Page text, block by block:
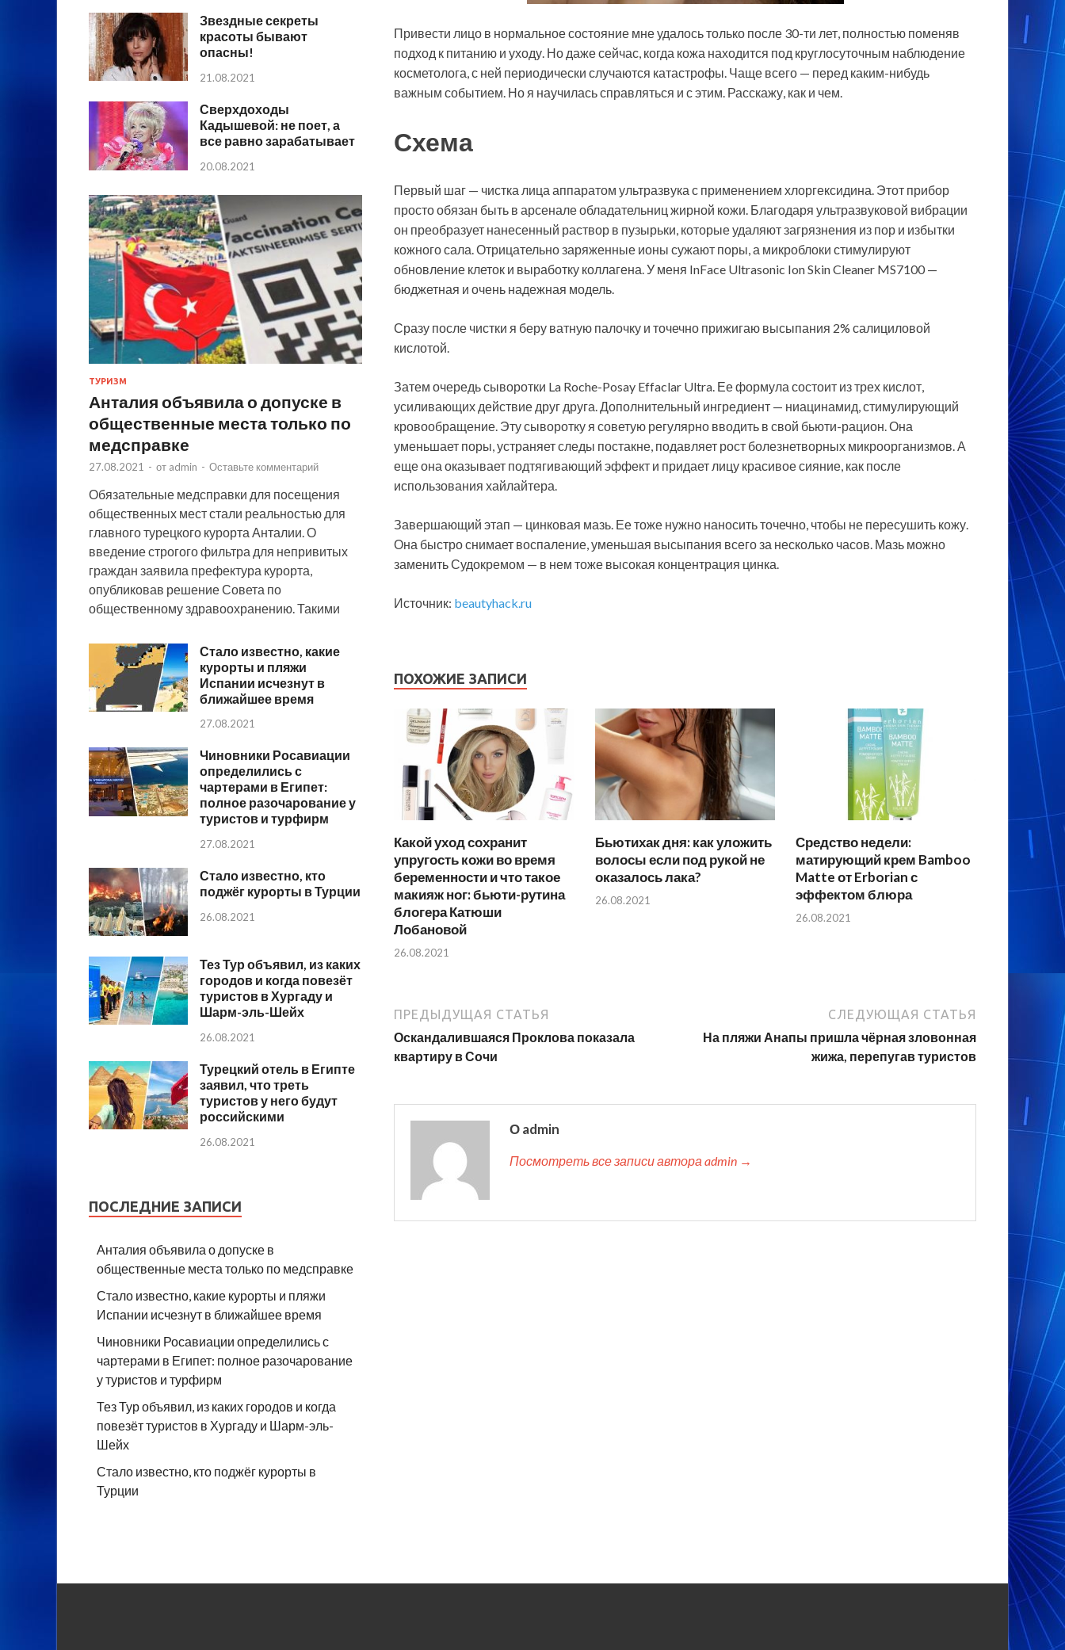
Привести лицо в нормальное состояние мне удалось только после 30-ти лет, полностью поменяв
подход к питанию и уходу. Но даже сейчас, когда кожа находится под круглосуточным наблюдение
косметолога, с ней периодически случаются катастрофы. Чаще всего — перед каким-нибудь
важным событием. Но я научилась справляться и с этим. Расскажу, как и чем.
Схема
Первый шаг — чистка лица аппаратом ультразвука с применением хлоргексидина. Этот прибор
просто обязан быть в арсенале обладательниц жирной кожи. Благодаря ультразвуковой вибрации
он преобразует нанесенный раствор в пузырьки, которые удаляют загрязнения из пор и избытки
кожного сала. Отрицательно заряженные ионы сужают поры, а микроблоки стимулируют
обновление клеток и выработку коллагена. У меня InFace Ultrasonic Ion Skin Cleaner MS7100 —
бюджетная и очень надежная модель.
Сразу после чистки я беру ватную палочку и точечно прижигаю высыпания 2% салициловой
кислотой.
Затем очередь сыворотки La Roche-Posay Effaclar Ultra. Ее формула состоит из трех кислот,
усиливающих действие друг друга. Дополнительный ингредиент — ниацинамид, стимулирующий
кровообращение. Эту сыворотку я советую регулярно вводить в свой бьюти-рацион. Она
уменьшает поры, устраняет следы постакне, подавляет рост болезнетворных микроорганизмов. А
еще она оказывает подтягивающий эффект и придает лицу красивое сияние, как после
использования хайлайтера.
Завершающий этап — цинковая мазь. Ее тоже нужно наносить точечно, чтобы не пересушить кожу.
Она быстро снимает воспаление, уменьшая высыпания всего за несколько часов. Мазь можно
заменить Судокремом — в нем тоже высокая концентрация цинка.
Источник: beautyhack.ru
ПОХОЖИЕ ЗАПИСИ
Какой уход сохранит
упругость кожи во время
беременности и что такое
макияж ног: бьюти-рутина
блогера Катюши
Лобановой
26.08.2021
Бьютихак дня: как уложить
волосы если под рукой не
оказалось лака?
26.08.2021
Средство недели:
матирующий крем Bamboo
Matte от Erborian с
эффектом блюра
26.08.2021
ПРЕДЫДУЩАЯ СТАТЬЯ
Оскандалившаяся Проклова показала
квартиру в Сочи
СЛЕДУЮЩАЯ СТАТЬЯ
На пляжи Анапы пришла чёрная зловонная
жижа, перепугав туристов
О admin
Посмотреть все записи автора admin →
Звездные секреты
красоты бывают
опасны!
21.08.2021
Сверхдоходы
Кадышевой: не поет, а
все равно зарабатывает
20.08.2021
ТУРИЗМ
Анталия объявила о допуске в
общественные места только по
медсправке
27.08.2021 - от admin - Оставьте комментарий
Обязательные медсправки для посещения
общественных мест стали реальностью для
главного турецкого курорта Анталии. О
введение строгого фильтра для непривитых
граждан заявила префектура курорта,
опубликовав решение Совета по
общественному здравоохранению. Такими
Стало известно, какие
курорты и пляжи
Испании исчезнут в
ближайшее время
27.08.2021
Чиновники Росавиации
определились с
чартерами в Египет:
полное разочарование у
туристов и турфирм
27.08.2021
Стало известно, кто
поджёг курорты в Турции
26.08.2021
Тез Тур объявил, из каких
городов и когда повезёт
туристов в Хургаду и
Шарм-эль-Шейх
26.08.2021
Турецкий отель в Египте
заявил, что треть
туристов у него будут
российскими
26.08.2021
ПОСЛЕДНИЕ ЗАПИСИ
Анталия объявила о допуске в
общественные места только по медсправке
Стало известно, какие курорты и пляжи
Испании исчезнут в ближайшее время
Чиновники Росавиации определились с
чартерами в Египет: полное разочарование
у туристов и турфирм
Тез Тур объявил, из каких городов и когда
повезёт туристов в Хургаду и Шарм-эль-
Шейх
Стало известно, кто поджёг курорты в
Турции